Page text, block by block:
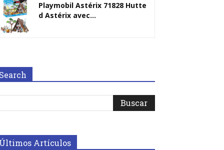
Playmobil Astérix 71828 Hutte
d Astérix avec...
Artículos